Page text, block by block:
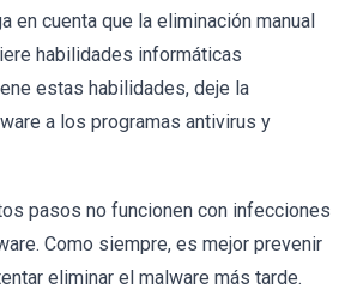
en cuenta que la eliminación manual
habilidades informáticas
estas habilidades, deje la
a los programas antivirus y
pasos no funcionen con infecciones
Como siempre, es mejor prevenir
eliminar el malware más tarde.